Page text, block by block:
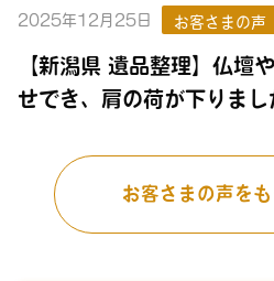
2025年12月25日 お客さまの声
【新潟県 遺品整理】仏壇
せでき、肩の荷が下りまし
お客さまの声を